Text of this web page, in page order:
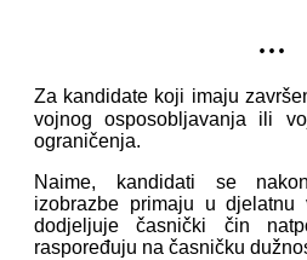
...
Za kandidate koji imaju
vojnog osposobljavanja ili
ograničenja.
Naime, kandidati se
izobrazbe primaju u
dodjeljuje časnički čin
raspoređuju na časničku